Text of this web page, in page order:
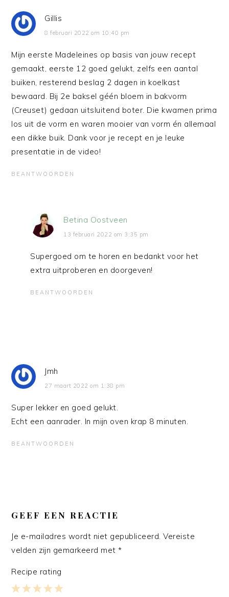
Gillis
8 februari 2022 om 10:40 pm
Mijn eerste Madeleines op basis van jouw recept
gemaakt, eerste 12 goed gelukt, zelfs een aantal
buiken, resterend beslag 2 dagen in koelkast
bewaard. Bij 2e baksel géén bloem in bakvorm
(Creuset) gedaan uitsluitend boter. Die kwamen prima
los uit de vorm en waren mooier van vorm én allemaal
een dikke buik. Dank voor je recept en je leuke
presentatie in de video!
BEANTWOORDEN
Betina Oostveen
13 februari 2022 om 3:35 pm
Supergoed om te horen en bedankt voor het
extra uitproberen en doorgeven!
BEANTWOORDEN
Jmh
27 maart 2022 om 1:38 pm
Super lekker en goed gelukt.
Echt een aanrader. In mijn oven krap 8 minuten.
BEANTWOORDEN
GEEF EEN REACTIE
Je e-mailadres wordt niet gepubliceerd. Vereiste
velden zijn gemarkeerd met*
Recipe rating